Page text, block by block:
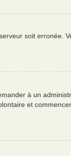
soit erronée.
à un
et